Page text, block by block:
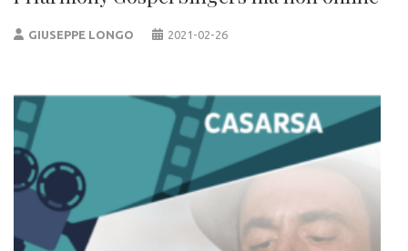
GIUSEPPE LONGO 2021-02-26